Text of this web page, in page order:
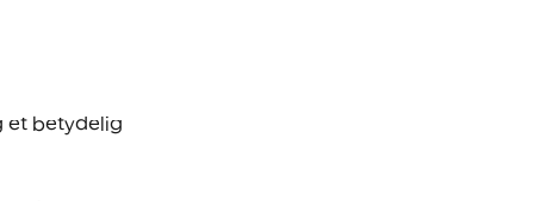
et betydelig